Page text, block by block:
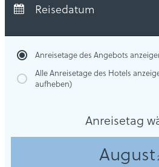
Abreise:keine Auswahl
Reisedatum
Anreisetage des Angebots
Alle Anreisetage des Hotels
aufheben)
Anreisetag
August